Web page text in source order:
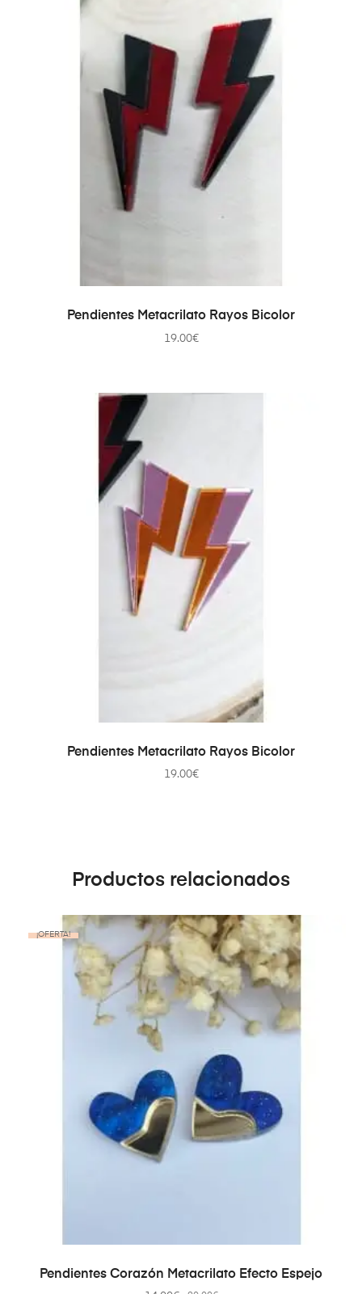
AÑADIR AL CARRITO
Pendientes Metacrilato Rayos Bicolor
19.00€
AÑADIR AL CARRITO
Pendientes Metacrilato Rayos Bicolor
19.00€
Productos relacionados
¡OFERTA!
AÑADIR AL CARRITO
Pendientes Corazón Metacrilato Efecto Espejo